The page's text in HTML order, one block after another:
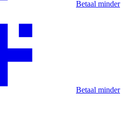
Betaal minder
Betaal minder